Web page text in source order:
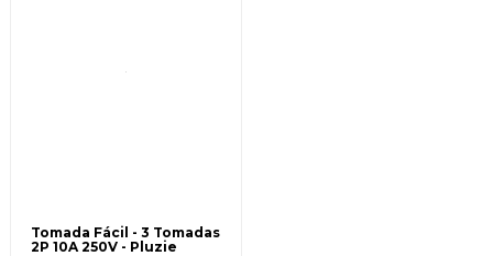
Tomada Fácil - 3 Tomadas
2P 10A 250V - Pluzie